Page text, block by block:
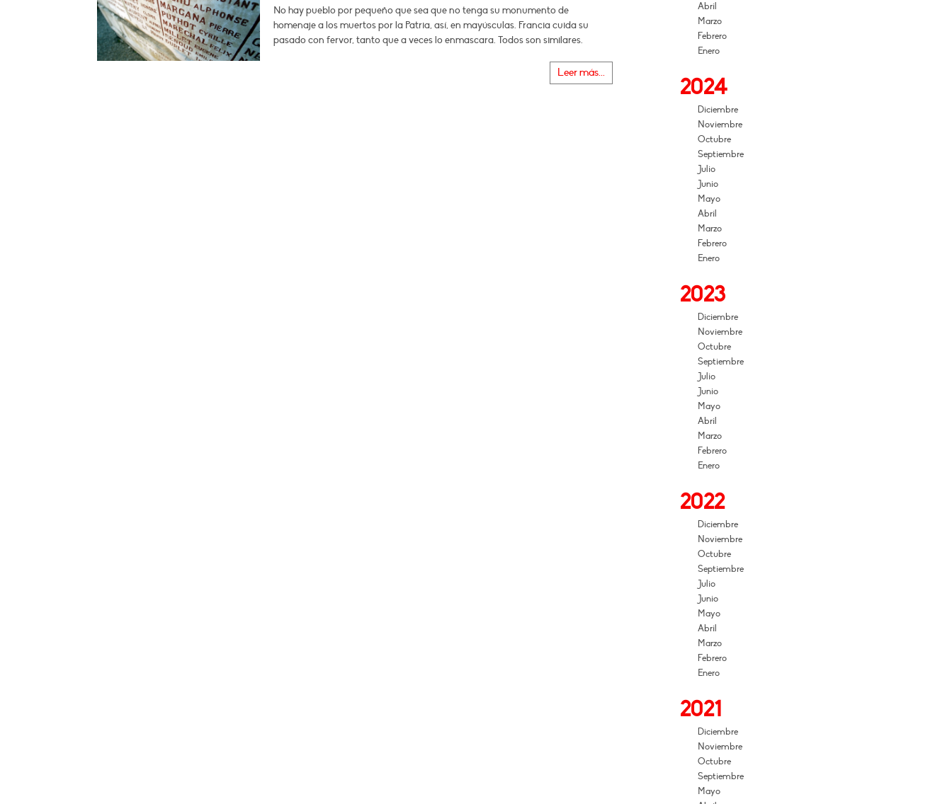
No hay pueblo por pequeño que sea que no tenga su monumento de
homenaje a los muertos por la Patria, así, en mayúsculas. Francia cuida su
pasado con fervor, tanto que a veces lo enmascara. Todos son similares.
Leer más...
Abril
Marzo
Febrero
Enero
2024
Diciembre
Noviembre
Octubre
Septiembre
Julio
Junio
Mayo
Abril
Marzo
Febrero
Enero
2023
Diciembre
Noviembre
Octubre
Septiembre
Julio
Junio
Mayo
Abril
Marzo
Febrero
Enero
2022
Diciembre
Noviembre
Octubre
Septiembre
Julio
Junio
Mayo
Abril
Marzo
Febrero
Enero
2021
Diciembre
Noviembre
Octubre
Septiembre
Mayo